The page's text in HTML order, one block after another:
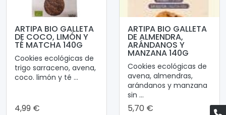
ARTIPA BIO GALLETA
DE COCO, LIMÓN Y
TÉ MATCHA 140G
Cookies ecológicas de
trigo sarraceno, avena,
coco. limón y té ...
4,99 €
ARTIPA BIO GALLETA
DE ALMENDRA,
ARÁNDANOS Y
MANZANA 140G
Cookies ecológicas de
avena, almendras,
arándanos y manzana
sin ...
5,70 €